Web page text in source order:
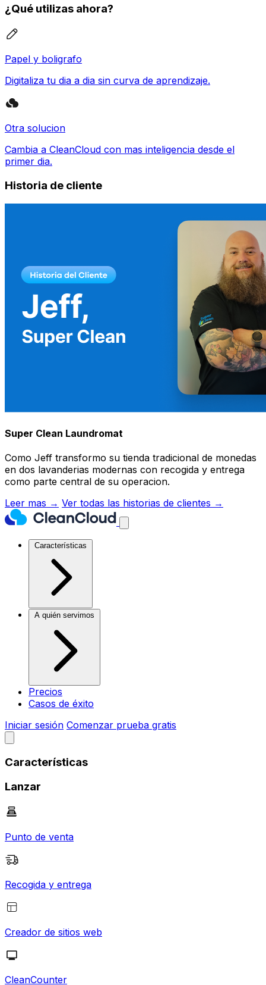
¿Qué utilizas ahora?
Papel y boligrafo
Digitaliza tu dia a dia sin curva de aprendizaje.
Otra solucion
Cambia a CleanCloud con mas inteligencia desde el
primer dia.
Historia de cliente
Super Clean Laundromat
Como Jeff transformo su tienda tradicional de monedas
en dos lavanderias modernas con recogida y entrega
como parte central de su operacion.
Leer mas → Ver todas las historias de clientes →
Características
A quién servimos
Precios
Casos de éxito
Iniciar sesión Comenzar prueba gratis
Características
Lanzar
Punto de venta
Recogida y entrega
Creador de sitios web
CleanCounter